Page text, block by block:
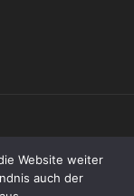
WENZLAFF
Website weiter
auch der